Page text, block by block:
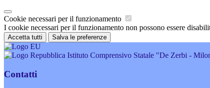
Cookie necessari per il funzionamento
I cookie necessari per il funzionamento non possono essere
Accetta tutti Salva le preferenze
Istituto Comprensivo Statale "De Zerbi -
Contatti